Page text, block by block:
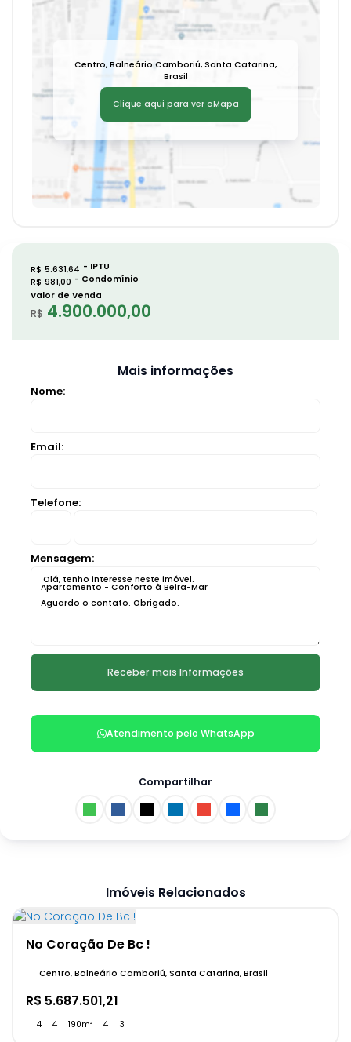
Centro, Balneário Camboriú, Santa Catarina,
Brasil
Clique aqui para ver oMapa
R$ 4.900.000,00
Valor de Venda
R$ 5.631,64
R$ 981,00
Mais informações
Nome:
Email:
Telefone:
Mensagem:
Atendimento pelo WhatsApp
Compartilhar
Imóveis Relacionados
No Coração De Bc !
R$ 5.687.501,21
Centro, Balneário Camboriú, Santa Catarina, Brasil
4 4 190m² 4 3